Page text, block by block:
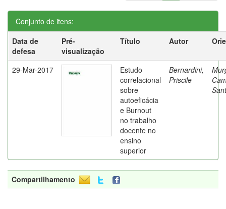
Conjunto de itens:
Data de
defesa
Pré-
visualização
Título Autor
29-Mar-2017
Estudo
correlacional
sobre
autoeficácia
e Burnout
no trabalho
docente no
ensino
superior
Bernardini,
Priscile
Compartilhamento